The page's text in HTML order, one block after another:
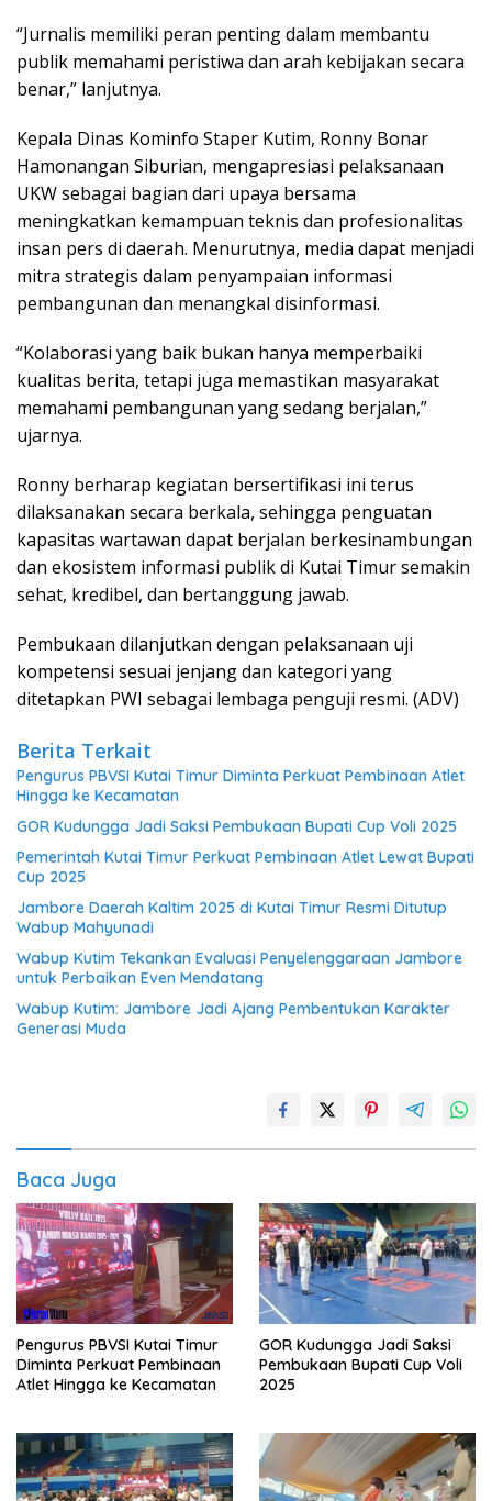
“Jurnalis memiliki peran penting dalam membantu
publik memahami peristiwa dan arah kebijakan secara
benar,” lanjutnya.
Kepala Dinas Kominfo Staper Kutim, Ronny Bonar
Hamonangan Siburian, mengapresiasi pelaksanaan
UKW sebagai bagian dari upaya bersama
meningkatkan kemampuan teknis dan profesionalitas
insan pers di daerah. Menurutnya, media dapat menjadi
mitra strategis dalam penyampaian informasi
pembangunan dan menangkal disinformasi.
“Kolaborasi yang baik bukan hanya memperbaiki
kualitas berita, tetapi juga memastikan masyarakat
memahami pembangunan yang sedang berjalan,”
ujarnya.
Ronny berharap kegiatan bersertifikasi ini terus
dilaksanakan secara berkala, sehingga penguatan
kapasitas wartawan dapat berjalan berkesinambungan
dan ekosistem informasi publik di Kutai Timur semakin
sehat, kredibel, dan bertanggung jawab.
Pembukaan dilanjutkan dengan pelaksanaan uji
kompetensi sesuai jenjang dan kategori yang
ditetapkan PWI sebagai lembaga penguji resmi. (ADV)
Berita Terkait
Pengurus PBVSI Kutai Timur Diminta Perkuat Pembinaan Atlet
Hingga ke Kecamatan
GOR Kudungga Jadi Saksi Pembukaan Bupati Cup Voli 2025
Pemerintah Kutai Timur Perkuat Pembinaan Atlet Lewat Bupati
Cup 2025
Jambore Daerah Kaltim 2025 di Kutai Timur Resmi Ditutup
Wabup Mahyunadi
Wabup Kutim Tekankan Evaluasi Penyelenggaraan Jambore
untuk Perbaikan Even Mendatang
Wabup Kutim: Jambore Jadi Ajang Pembentukan Karakter
Generasi Muda
Baca Juga
Pengurus PBVSI Kutai Timur
Diminta Perkuat Pembinaan
Atlet Hingga ke Kecamatan
GOR Kudungga Jadi Saksi
Pembukaan Bupati Cup Voli
2025